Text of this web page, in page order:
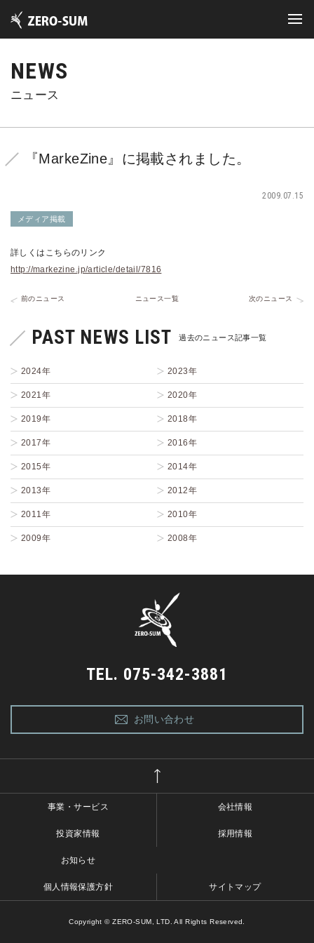
NEWS
ニュース
『MarkeZine』に掲載されました。
2009.07.15
メディア掲載
詳しくはこちらのリンク
http://markezine.jp/article/detail/7816
前のニュース ニュース一覧 次のニュース
PAST NEWS LIST 過去のニュース記事一覧
2024年 2023年
2021年 2020年
2019年 2018年
2017年 2016年
2015年 2014年
2013年 2012年
2011年 2010年
2009年 2008年
TEL. 075-342-3881
お問い合わせ
事業・サービス 会社情報
投資家情報 採用情報
お知らせ
個人情報保護方針 サイトマップ
Copyright © ZERO-SUM, LTD. All Rights Reserved.